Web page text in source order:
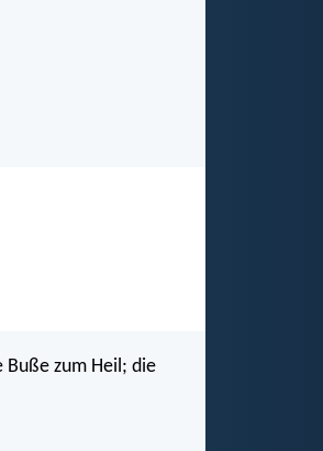
Buße zum Heil; die